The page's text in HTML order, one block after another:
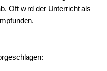
Oft wird der Unterricht als